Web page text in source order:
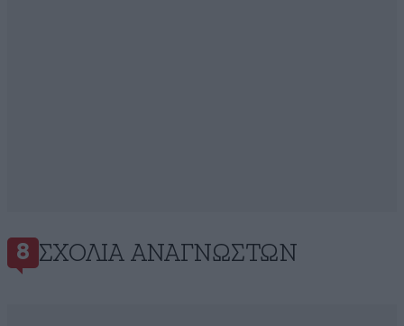
8 ΣΧΌΛΙΑ ΑΝΑΓΝΩΣΤΏΝ